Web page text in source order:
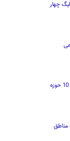
چهار
آغاز مطالعات تفصیلی اجرایی آبخیزداری در سطح 10 حوزه
مناطق